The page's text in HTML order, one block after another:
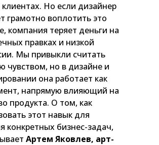
клиентах. Но если дизайнер
грамотно воплотить это
компания теряет деньги на
правках и низкой
Мы привыкли считать
чувством, но в дизайне и
она работает как
напрямую влияющий на
продукта. О том, как
этот навык для
конкретных бизнес-задач,
Артем Яковлев, арт-